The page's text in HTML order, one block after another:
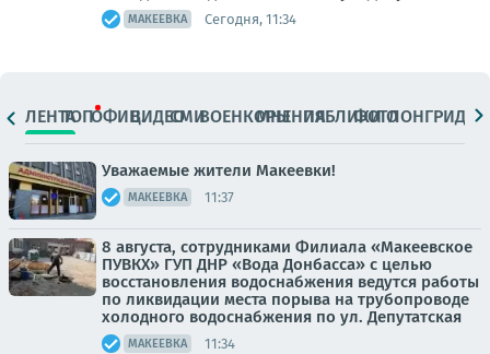
МАКЕЕВКА Сегодня, 11:34
ЛЕНТАТОПОФИЦ.ВИДЕОСМИВОЕНКОРЫМНЕНИЯПАБЛИКИ
ФОТОЛОНГРИДЫ
Уважаемые жители Макеевки!
МАКЕЕВКА 11:37
8 августа, сотрудниками Филиала «Макеевское
ПУВКХ» ГУП ДНР «Вода Донбасса» с целью
восстановления водоснабжения ведутся работы
по ликвидации места порыва на трубопроводе
холодного водоснабжения по ул. Депутатская
МАКЕЕВКА 11:34